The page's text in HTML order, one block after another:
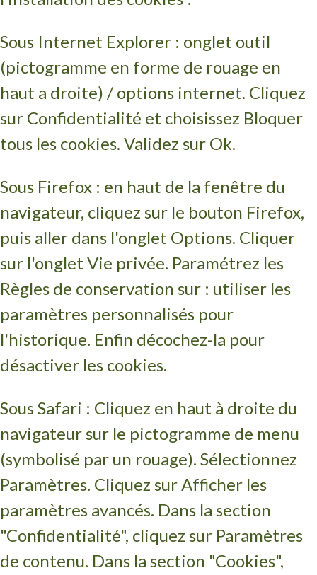
Sous Internet Explorer : onglet outil
(pictogramme en forme de rouage en
haut a droite) / options internet. Cliquez
sur Confidentialité et choisissez Bloquer
tous les cookies. Validez sur Ok.
Sous Firefox : en haut de la fenêtre du
navigateur, cliquez sur le bouton Firefox,
puis aller dans l'onglet Options. Cliquer
sur l'onglet Vie privée. Paramétrez les
Règles de conservation sur : utiliser les
paramètres personnalisés pour
l'historique. Enfin décochez-la pour
désactiver les cookies.
Sous Safari : Cliquez en haut à droite du
navigateur sur le pictogramme de menu
(symbolisé par un rouage). Sélectionnez
Paramètres. Cliquez sur Afficher les
paramètres avancés. Dans la section
"Confidentialité", cliquez sur Paramètres
de contenu. Dans la section "Cookies",